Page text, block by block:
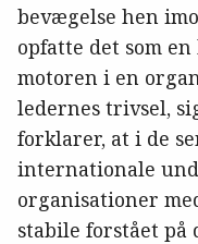
bevægelse hen
opfatte det som
motoren i en
ledernes trivsel,
forklarer, at i de
internationale
organisationer
stabile forstået på